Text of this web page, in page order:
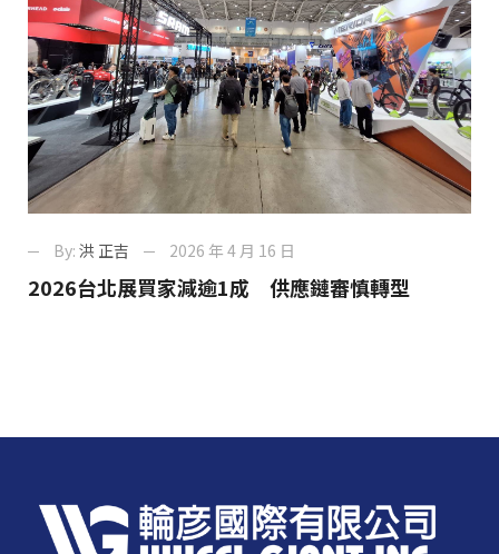
By: 洪 正吉 2026 年 4 月 16 日
2026台北展買家減逾1成 供應鏈審慎轉型